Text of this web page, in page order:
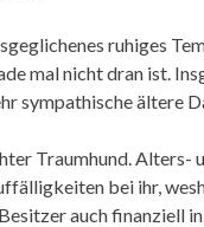
ruhiges
mal nicht dran ist.
sympathische ältere
Traumhund. Alters-
bei ihr,
auch finanziell